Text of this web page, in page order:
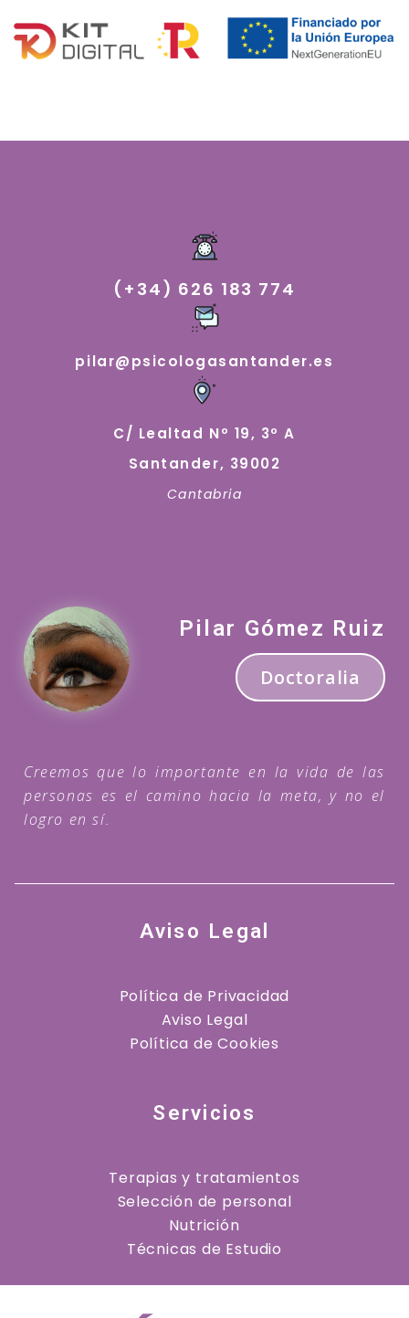
(+34) 626 183 774
pilar@psicologasantander.es
C/ Lealtad Nº 19, 3º A
Santander, 39002
Cantabria
Pilar Gómez Ruiz
Doctoralia
Creemos que lo importante en la vida de las
personas es el camino hacia la meta, y no el
logro en sí.
Aviso Legal
Política de Privacidad
Aviso Legal
Política de Cookies
Servicios
Terapias y tratamientos
Selección de personal
Nutrición
Técnicas de Estudio